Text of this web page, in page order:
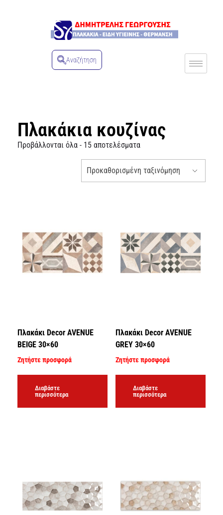
Αναζήτηση
Πλακάκια κουζίνας
Προβάλλονται όλα - 15 αποτελέσματα
Πλακάκι Decor AVENUE
BEIGE 30×60
Ζητήστε προσφορά
Διαβάστε
περισσότερα
Πλακάκι Decor AVENUE
GREY 30×60
Ζητήστε προσφορά
Διαβάστε
περισσότερα